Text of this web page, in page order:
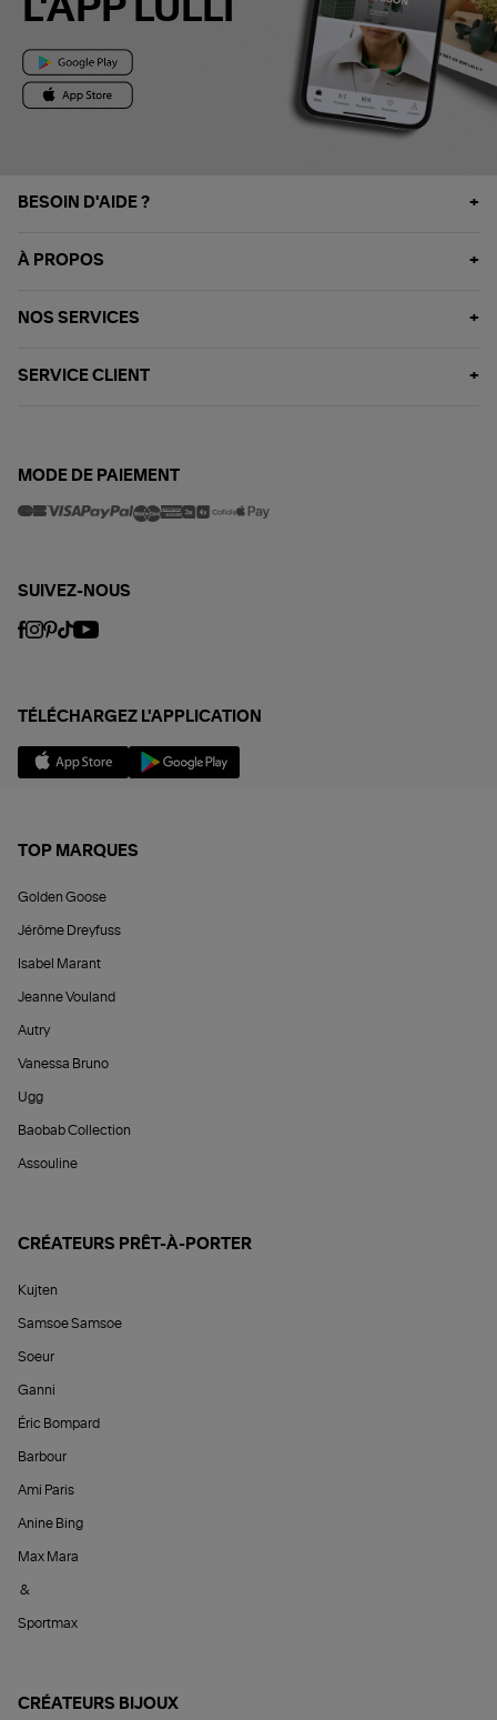
L'APP LULLI
BESOIN D'AIDE ?
À PROPOS
NOS SERVICES
SERVICE CLIENT
MODE DE PAIEMENT
SUIVEZ-NOUS
TÉLÉCHARGEZ L'APPLICATION
TOP MARQUES
Golden Goose
Jérôme Dreyfuss
Isabel Marant
Jeanne Vouland
Autry
Vanessa Bruno
Ugg
Baobab Collection
Assouline
CRÉATEURS PRÊT-À-PORTER
Kujten
Samsoe Samsoe
Soeur
Ganni
Éric Bompard
Barbour
Ami Paris
Anine Bing
Max Mara
&
Sportmax
CRÉATEURS BIJOUX